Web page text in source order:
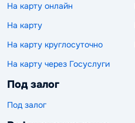
На карту онлайн
На карту
На карту круглосуточно
На карту через Госуслуги
Под залог
Под залог